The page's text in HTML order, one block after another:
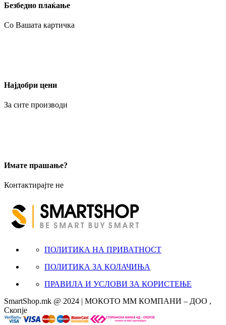
Безбедно плаќање
Со Вашата картичка
Најдобри цени
За сите производи
Имате прашање?
Контактирајте не
ПОЛИТИКА НА ПРИВАТНОСТ
ПОЛИТИКА ЗА КОЛАЧИЊА
ПРАВИЛА И УСЛОВИ ЗА КОРИСТЕЊЕ
SmartShop.mk @ 2024 | МОКОТО ММ КОМПАНИ – ДОО ,
Скопје